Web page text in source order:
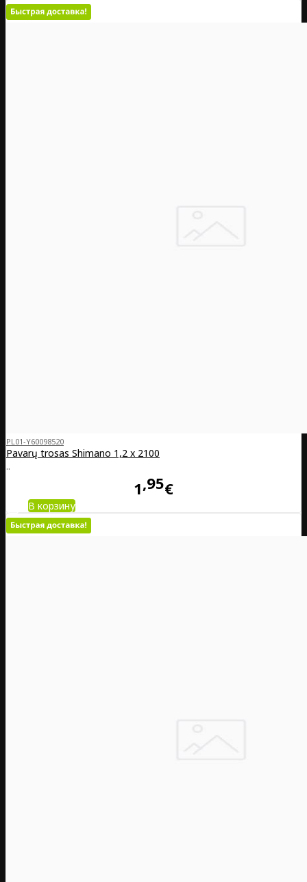
PL01-Y60098520
Pavarų trosas Shimano 1,2 x 2100
..
1 95€
В корзину